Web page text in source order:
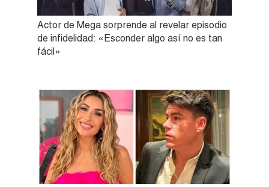
Actor de Mega sorprende al revelar episodio
de infidelidad: «Esconder algo así no es tan
fácil»